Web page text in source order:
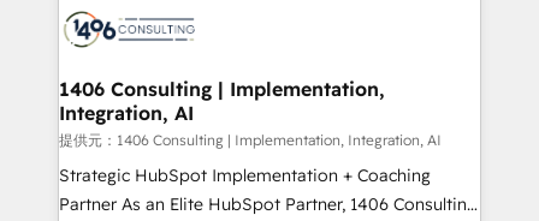
500+ HubSpot implementations, building end-to-
inbound and loop marketing, content, and digital
creativity. Our multicultural team works in Spanish,
Portuguese, and English to design scalable strategies
that drive measurable growth. 🌎 Highlights: • 10+
years as a HubSpot partner. • 2023 Impact Awards:
1406 Consulting | Implementation,
Integration, AI
提供元：1406 Consulting | Implementation, Integration, AI
Strategic HubSpot Implementation + Coaching
Partner As an Elite HubSpot Partner, 1406 Consulting